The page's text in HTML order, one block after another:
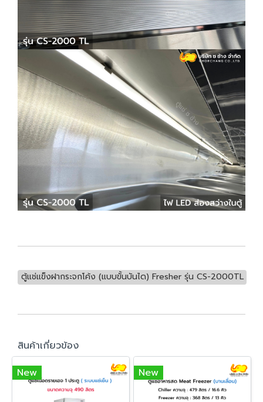
ตู้แช่แข็งฝากระจกโค้ง (แบบขั้นบันได) Fresher รุ่น CS-2000TL
สินค้าเกี่ยวข้อง
New
New